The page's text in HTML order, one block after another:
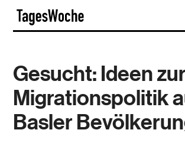
Skip
content
Gesucht: Ideen zur
Migrationspolitik
Basler